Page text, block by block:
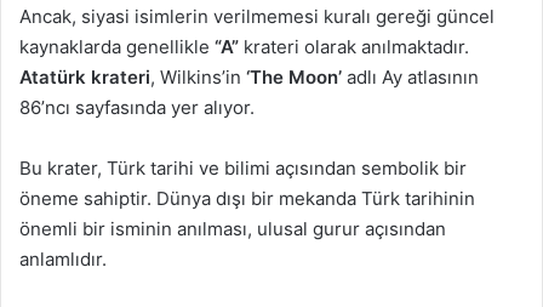
Ancak, siyasi isimlerin verilmemesi kuralı gereği güncel
kaynaklarda genellikle “A” krateri olarak anılmaktadır.
Atatürk krateri, Wilkins’in ‘The Moon’ adlı Ay atlasının
86’ncı sayfasında yer alıyor.
Bu krater, Türk tarihi ve bilimi açısından sembolik bir
öneme sahiptir. Dünya dışı bir mekanda Türk tarihinin
önemli bir isminin anılması, ulusal gurur açısından
anlamlıdır.